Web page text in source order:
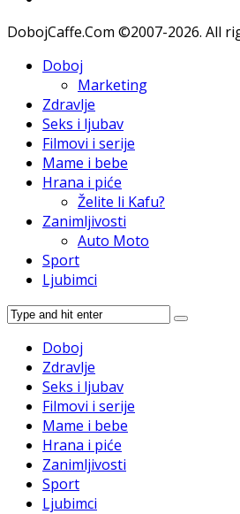
DobojCaffe.Com ©2007-2026. All
Doboj
Marketing
Zdravlje
Seks i ljubav
Filmovi i serije
Mame i bebe
Hrana i piće
Želite li Kafu?
Zanimljivosti
Auto Moto
Sport
Ljubimci
Doboj
Zdravlje
Seks i ljubav
Filmovi i serije
Mame i bebe
Hrana i piće
Zanimljivosti
Sport
Ljubimci